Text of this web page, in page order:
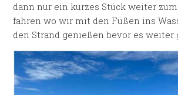
dann nur ein kurzes Stück weiter zum
fahren wo wir mit den Füßen ins
den Strand genießen bevor es weiter